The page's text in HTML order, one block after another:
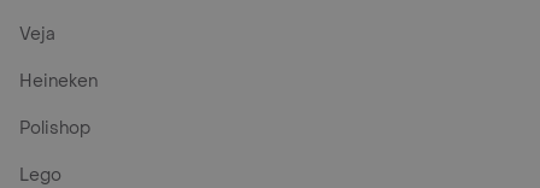
Veja
Heineken
Polishop
Lego